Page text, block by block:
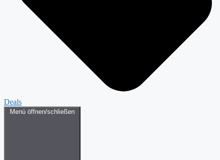
Deals
Menü öffnen/schließen